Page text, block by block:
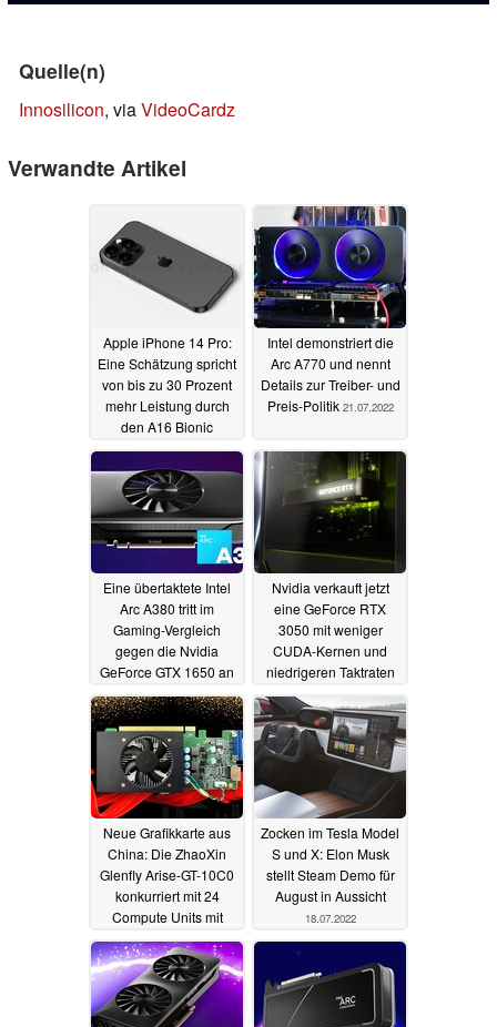
Quelle(n)
Innosilicon, viaVideoCardz
Verwandte Artikel
Apple iPhone 14 Pro:
Eine Schätzung spricht
von bis zu 30 Prozent
mehr Leistung durch
den A16 Bionic
25.07.2022
Intel demonstriert die
Arc A770 und nennt
Details zur Treiber- und
Preis-Politik 21.07.2022
Eine übertaktete Intel
Arc A380 tritt im
Gaming-Vergleich
gegen die Nvidia
GeForce GTX 1650 an
19.07.2022
Nvidia verkauft jetzt
eine GeForce RTX
3050 mit weniger
CUDA-Kernen und
niedrigeren Taktraten
18.07.2022
Neue Grafikkarte aus
China: Die ZhaoXin
Glenfly Arise-GT-10C0
konkurriert mit 24
Compute Units mit
Nvidia und AMD
18.07.2022
Zocken im Tesla Model
S und X: Elon Musk
stellt Steam Demo für
August in Aussicht
18.07.2022